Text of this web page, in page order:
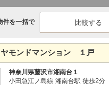
件を一括で
ヤモンドマンション １戸
神奈川県藤沢市湘南台１
小田急江ノ島線 湘南台駅 徒歩2分